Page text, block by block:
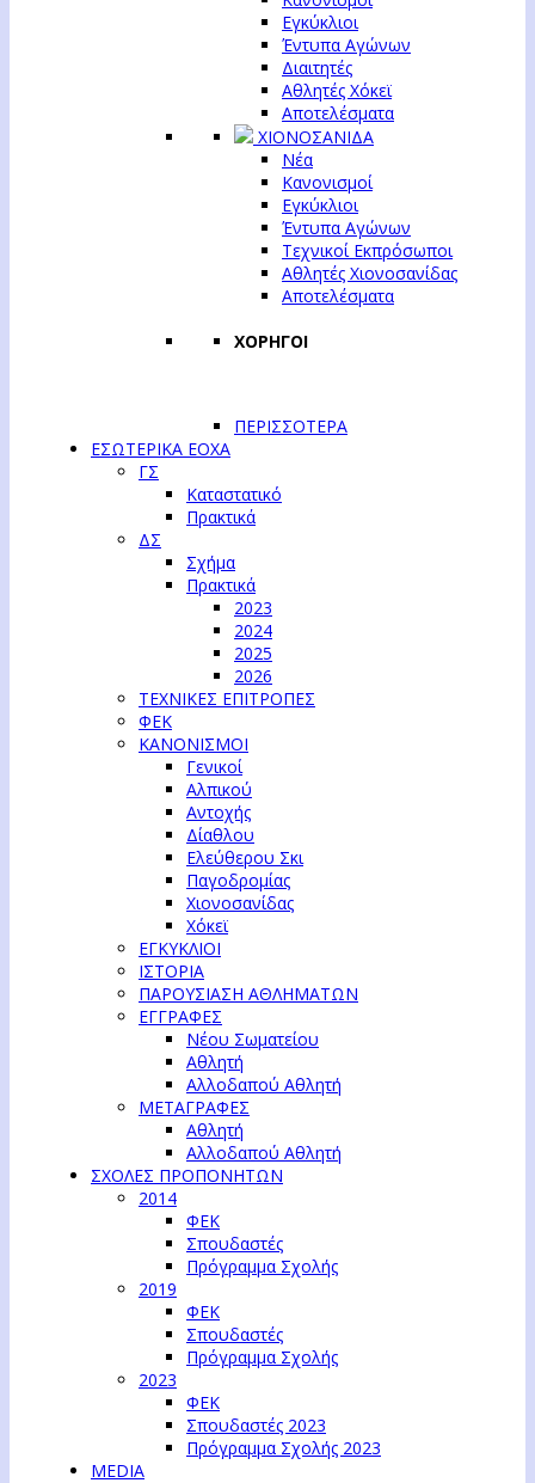
Εγκύκλιοι
Έντυπα Αγώνων
Διαιτητές
Αθλητές Χόκεϊ
Αποτελέσματα
ΧΙΟΝΟΣΑΝΙΔΑ
Νέα
Κανονισμοί
Εγκύκλιοι
Έντυπα Αγώνων
Τεχνικοί Εκπρόσωποι
Αθλητές Χιονοσανίδας
Αποτελέσματα
ΧΟΡΗΓΟΙ
ΠΕΡΙΣΣΟΤΕΡΑ
ΕΣΩΤΕΡΙΚΑ ΕΟΧΑ
ΓΣ
Καταστατικό
Πρακτικά
ΔΣ
Σχήμα
Πρακτικά
2023
2024
2025
2026
ΤΕΧΝΙΚΕΣ ΕΠΙΤΡΟΠΕΣ
ΦΕΚ
ΚΑΝΟΝΙΣΜΟΙ
Γενικοί
Αλπικού
Αντοχής
Δίαθλου
Ελεύθερου Σκι
Παγοδρομίας
Χιονοσανίδας
Χόκεϊ
ΕΓΚΥΚΛΙΟΙ
ΙΣΤΟΡΙΑ
ΠΑΡΟΥΣΙΑΣΗ ΑΘΛΗΜΑΤΩΝ
ΕΓΓΡΑΦΕΣ
Νέου Σωματείου
Αθλητή
Αλλοδαπού Αθλητή
ΜΕΤΑΓΡΑΦΕΣ
Αθλητή
Αλλοδαπού Αθλητή
ΣΧΟΛΕΣ ΠΡΟΠΟΝΗΤΩΝ
2014
ΦΕΚ
Σπουδαστές
Πρόγραμμα Σχολής
2019
ΦΕΚ
Σπουδαστές
Πρόγραμμα Σχολής
2023
ΦΕΚ
Σπουδαστές 2023
Πρόγραμμα Σχολής 2023
MEDIA